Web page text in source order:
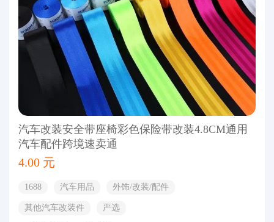
汽车改装安全带座椅彩色保险带改装4.8CM通用
汽车配件跨境速卖通
4.00 元
1688 汽车用品 外饰/改装/配件
其他汽车改装件
严选